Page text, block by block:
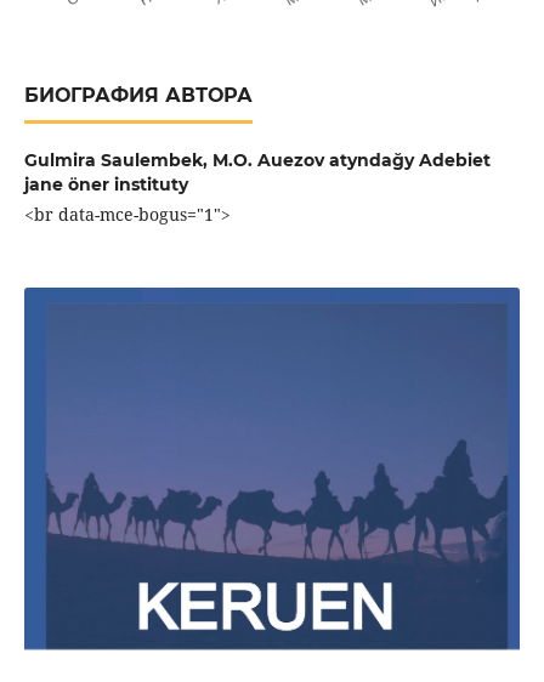
БИОГРАФИЯ АВТОРА
Gulmira Saulembek, M.O. Auezov atyndağy Adebiet
jane öner instituty
<br data-mce-bogus="1">